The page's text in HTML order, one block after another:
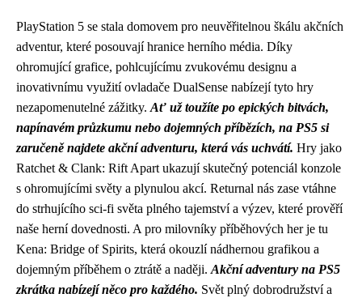
PlayStation 5 se stala domovem pro neuvěřitelnou škálu akčních
adventur, které posouvají hranice herního média. Díky
ohromující grafice, pohlcujícímu zvukovému designu a
inovativnímu využití ovladače DualSense nabízejí tyto hry
nezapomenutelné zážitky. Ať už toužíte po epických bitvách,
napínavém průzkumu nebo dojemných příbězích, na PS5 si
zaručeně najdete akční adventuru, která vás uchvátí. Hry jako
Ratchet & Clank: Rift Apart ukazují skutečný potenciál konzole
s ohromujícími světy a plynulou akcí. Returnal nás zase vtáhne
do strhujícího sci-fi světa plného tajemství a výzev, které prověří
naše herní dovednosti. A pro milovníky příběhových her je tu
Kena: Bridge of Spirits, která okouzlí nádhernou grafikou a
dojemným příběhem o ztrátě a naději. Akční adventury na PS5
zkrátka nabízejí něco pro každého. Svět plný dobrodružství a